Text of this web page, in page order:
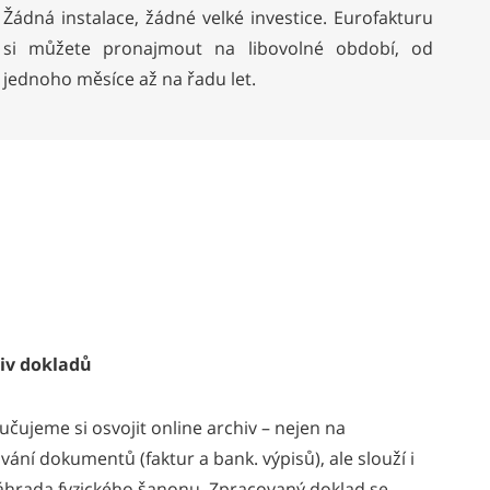
Žádná instalace, žádné velké investice. Eurofakturu
si můžete pronajmout na libovolné období, od
jednoho měsíce až na řadu let.
dokladů
si osvojit online archiv – nejen na
dokumentů (faktur a bank. výpisů), ale slouží i